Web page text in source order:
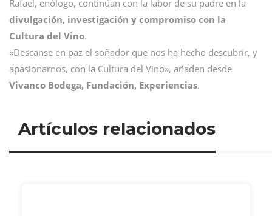
Rafael, enólogo, continúan con la labor de su padre en la
divulgación, investigación y compromiso con la
Cultura del Vino.
«Descanse en paz el soñador que nos ha hecho descubrir, y
apasionarnos, con la Cultura del Vino», añaden desde
Vivanco Bodega, Fundación, Experiencias.
Artículos relacionados